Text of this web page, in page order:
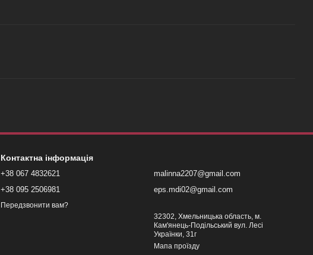
Контактна інформація
+38 067 4832621
+38 095 2506981
Передзвонити вам?
malinna2207@gmail.com
eps.mdi02@gmail.com
32302, Хмельницька область, м.
Кам'янець-Подільський вул. Лесі
Українки, 31г
Мапа проїзду